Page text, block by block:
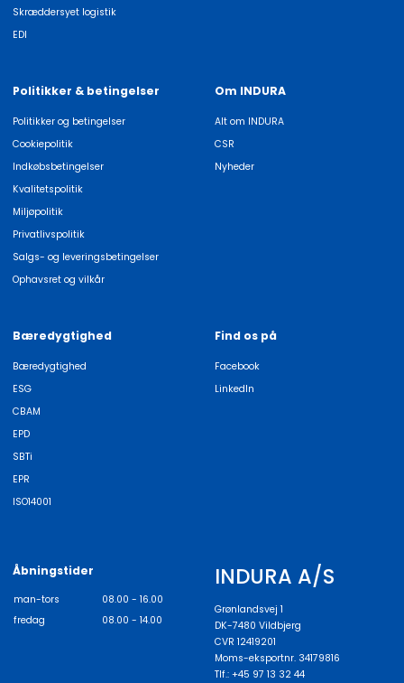
Skræddersyet logistik
EDI
Politikker & betingelser
Politikker og betingelser
Cookiepolitik
Indkøbsbetingelser
Kvalitetspolitik
Miljøpolitik
Privatlivspolitik
Salgs- og leveringsbetingelser
Ophavsret og vilkår
Om INDURA
Alt om INDURA
CSR
Nyheder
Bæredygtighed
Bæredygtighed
ESG
CBAM
EPD
SBTi
EPR
ISO14001
Find os på
Facebook
LinkedIn
Åbningstider
man-tors
08.00 - 16.00
fredag
08.00 - 14.00
INDURA A/S
Grønlandsvej 1
DK-7480 Vildbjerg
CVR 12419201
Moms-eksportnr. 34179816
Tlf.: +45 97 13 32 44